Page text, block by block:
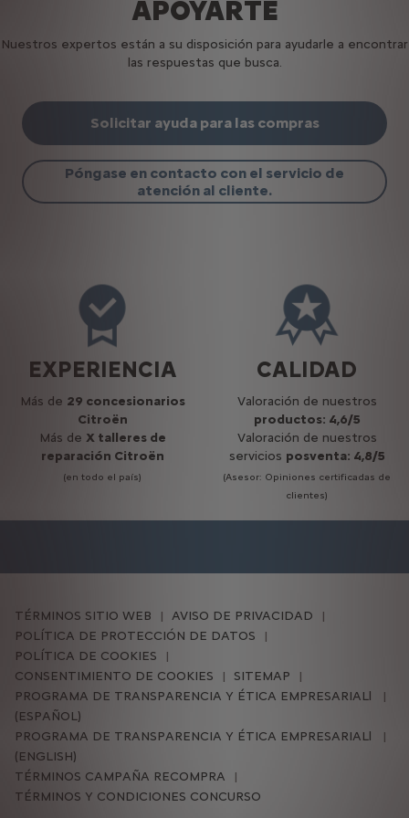
APOYARTE
Nuestros expertos están a su disposición para ayudarle a encontrar
las respuestas que busca.
Solicitar ayuda para las compras
Póngase en contacto con el servicio de
atención al cliente.
EXPERIENCIA
Más de 29 concesionarios
Citroën
Más de X talleres de
reparación Citroën
(en todo el país)
CALIDAD
Valoración de nuestros
productos: 4,6/5
Valoración de nuestros
servicios posventa: 4,8/5
(Asesor: Opiniones certificadas de
clientes)
TÉRMINOS SITIO WEB
AVISO DE PRIVACIDAD
POLÍTICA DE PROTECCIÓN DE DATOS
POLÍTICA DE COOKIES
CONSENTIMIENTO DE COOKIES
SITEMAP
PROGRAMA DE TRANSPARENCIA Y ÉTICA EMPRESARIALl
(ESPAÑOL)
PROGRAMA DE TRANSPARENCIA Y ÉTICA EMPRESARIALl
(ENGLISH)
TÉRMINOS CAMPAÑA RECOMPRA
TÉRMINOS Y CONDICIONES CONCURSO